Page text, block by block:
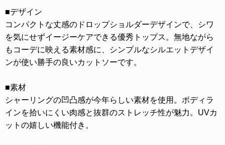
■デザイン
コンパクトな丈感のドロップショルダーデザインで、シワ
を気にせずイージーケアできる優秀トップス。無地ながら
もコーデに映える素材感に、シンプルなシルエットデザイ
ンが使い勝手の良いカットソーです。
■素材
シャーリングの凹凸感が今年らしい素材を使用。ボディラ
インを拾いにくい肉感と抜群のストレッチ性が魅力。UVカ
ットの嬉しい機能付き。